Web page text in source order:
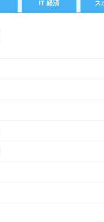
IT 経済 ス